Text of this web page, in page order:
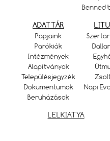
Benned
ADATTÁR
Papjaink
Parókiák
Intézmények
Alapítványok
Településjegyzék
Dokumentumok
Beruházások
Napi
LELKIATYA